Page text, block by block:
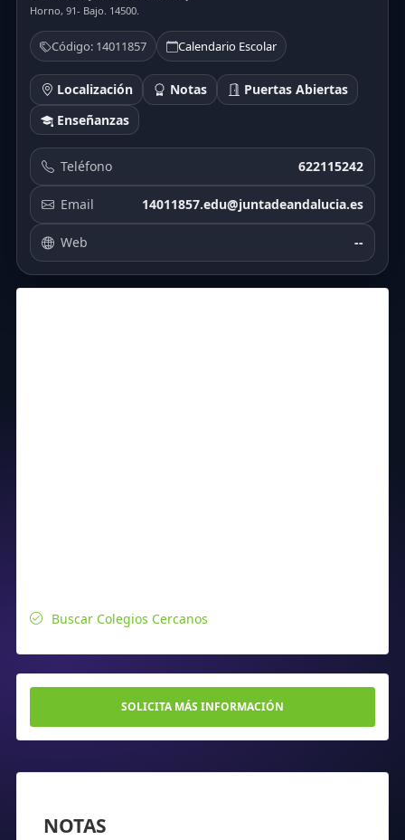
Horno, 91- Bajo. 14500.
Código: 14011857 Calendario Escolar
Localización Notas
Puertas Abiertas
Enseñanzas
Teléfono 622115242
Email 14011857.edu@juntadeandalucia.es
Web --
Buscar Colegios Cercanos
SOLICITA MÁS INFORMACIÓN
NOTAS